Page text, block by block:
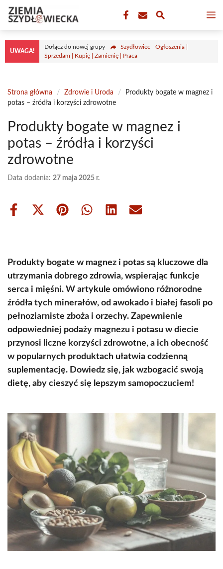
Przejdź
treści
UWAGA!
Dołącz do nowej grupy
Szydłowiec - Ogłoszenia |
Sprzedam | Kupię | Zamienię | Praca
Strona główna / Zdrowie i Uroda /
Produkty bogate w magnez i
potas – źródła i korzyści zdrowotne
Produkty bogate w magnez i
potas – źródła i korzyści
zdrowotne
Data dodania: 27 maja 2025 r.
Share
Share
(Twitter)
Share Share Share Share
Produkty bogate w magnez i potas są kluczowe dla
utrzymania dobrego zdrowia, wspierając funkcje
serca i mięśni. W artykule omówiono różnorodne
źródła tych minerałów, od awokado i białej fasoli po
pełnoziarniste zboża i orzechy. Zapewnienie
odpowiedniej podaży magnezu i potasu w diecie
przynosi liczne korzyści zdrowotne, a ich obecność
w popularnych produktach ułatwia codzienną
suplementację. Dowiedz się, jak wzbogacić swoją
dietę, aby cieszyć się lepszym samopoczuciem!